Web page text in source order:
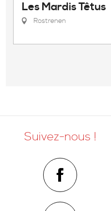
Les Mardis Têtus
Rostrenen
Suivez-nous !